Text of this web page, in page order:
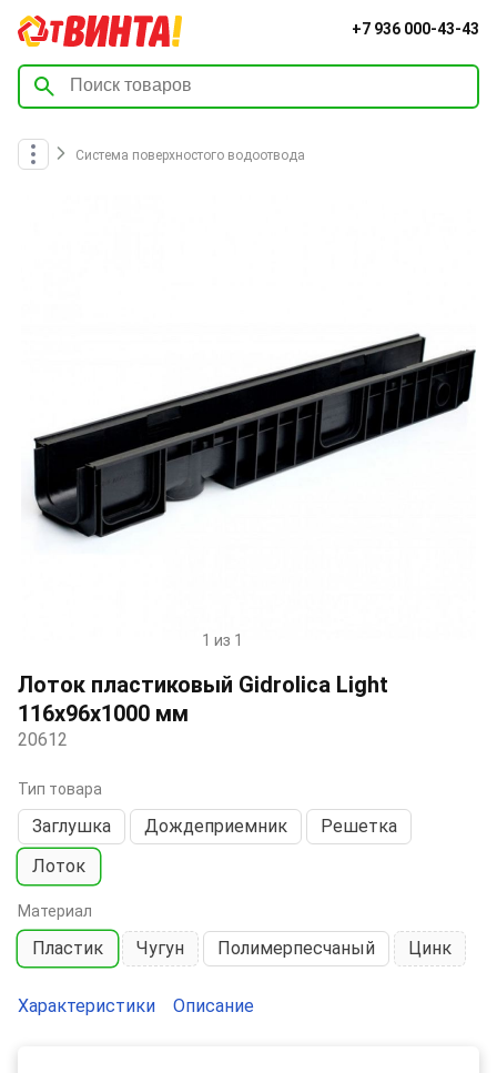
+7 936 000-43-43
Система поверхностого водоотвода
1
of
1
1 из 1
Лоток пластиковый Gidrolica Light
116х96х1000 мм
20612
Тип товара
Заглушка Дождеприемник
Решетка
Лоток
Материал
Пластик Чугун Полимерпесчаный Цинк
Характеристики Описание